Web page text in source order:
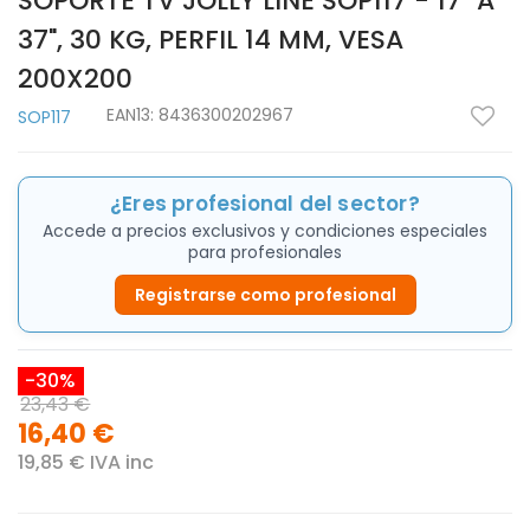
37", 30 KG, PERFIL 14 MM, VESA
200X200
SOP117 EAN13: 8436300202967
¿Eres profesional del sector?
Accede a precios exclusivos y condiciones especiales
para profesionales
Registrarse como profesional
-30%
23,43 €
16,40 €
19,85 € IVA inc